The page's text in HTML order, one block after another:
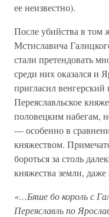
ее неизвестно).
После убийства в том
Мстиславича
стали претендовать
среди них оказался и
пригласил
Переяславльское
половецким набегам,
— особенно в
княжеством.
бороться за столь
княжества земли,
«…Бяше бо король с
Переяславль по